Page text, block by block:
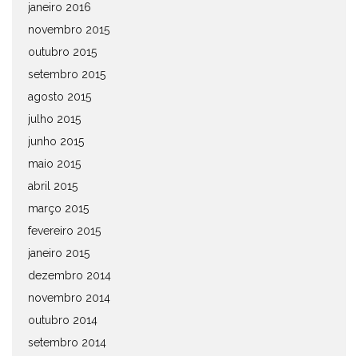
janeiro 2016
novembro 2015
outubro 2015
setembro 2015
agosto 2015
julho 2015
junho 2015
maio 2015
abril 2015
março 2015
fevereiro 2015
janeiro 2015
dezembro 2014
novembro 2014
outubro 2014
setembro 2014